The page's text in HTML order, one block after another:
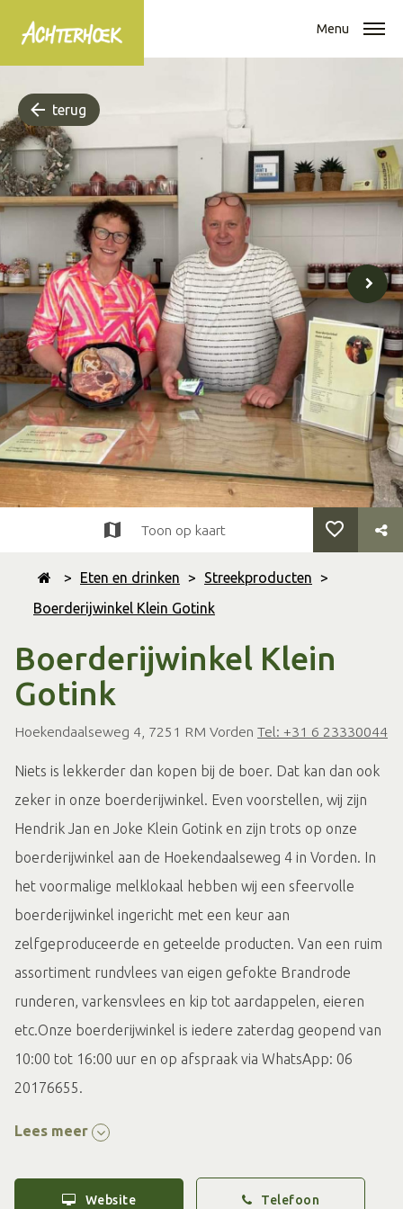
Menu
terug
> Eten en drinken > Streekproducten >
Boerderijwinkel Klein Gotink
Boerderijwinkel Klein
Gotink
Hoekendaalseweg 4, 7251 RM Vorden Tel: +31 6 23330044
Toon op kaart
Niets is lekkerder dan kopen bij de boer. Dat kan dan ook
zeker in onze boerderijwinkel. Even voorstellen, wij zijn
Hendrik Jan en Joke Klein Gotink en zijn trots op onze
boerderijwinkel aan de Hoekendaalseweg 4 in Vorden. In
het voormalige melklokaal hebben wij een sfeervolle
boerderijwinkel ingericht met een keur aan
zelfgeproduceerde en geteelde producten. Van een ruim
assortiment rundvlees van eigen gefokte Brandrode
runderen, varkensvlees en kip tot aardappelen, eieren
etc.Onze boerderijwinkel is iedere zaterdag geopend van
10:00 tot 16:00 uur en op afspraak via WhatsApp: 06
20176655.
Dat wij deze boerderij winkel zijn begonnen is niet zo heel
verkoopkast bij de boerderij staan waar wij onder andere
Lees meer
Website Telefoon